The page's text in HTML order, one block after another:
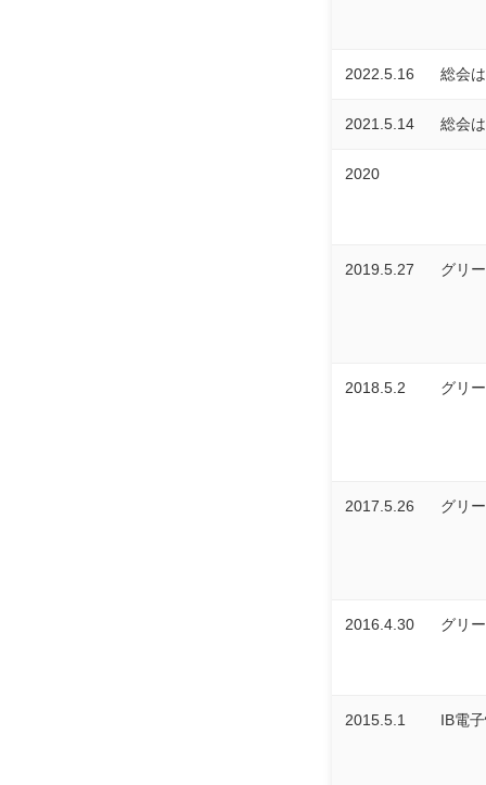
2022.5.16 総会
2021.5.14 総会
2020
2019.5.27 グリ
2018.5.2 グリ
2017.5.26 グリ
2016.4.30 グリ
2015.5.1 IB電